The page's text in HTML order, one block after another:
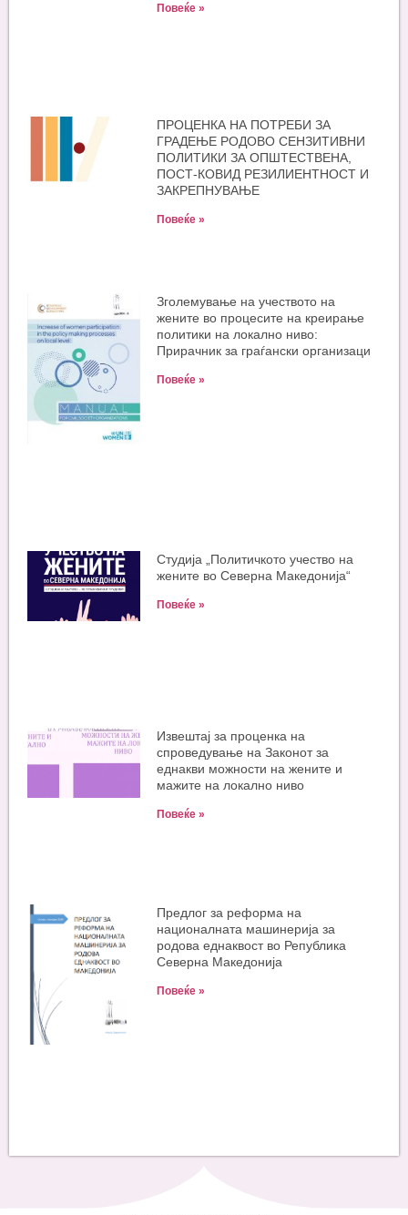
Повеќе »
ПРОЦЕНКА НА ПОТРЕБИ ЗА
ГРАДЕЊЕ РОДОВО СЕНЗИТИВНИ
ПОЛИТИКИ ЗА ОПШТЕСТВЕНА,
ПОСТ-КОВИД РЕЗИЛИЕНТНОСТ И
ЗАКРЕПНУВАЊЕ
Повеќе »
Зголемување на учеството на
жените во процесите на креирање
политики на локално ниво:
Прирачник за граѓански организаци
Повеќе »
Студија „Политичкото учество на
жените во Северна Македонија“
Повеќе »
Извештај за проценка на
спроведување на Законот за
еднакви можности на жените и
мажите на локално ниво
Повеќе »
Предлог за реформа на
националната машинерија за
родова еднаквост во Република
Северна Македонија
Повеќе »